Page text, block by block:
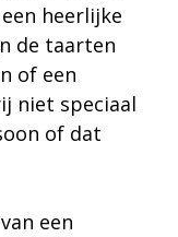
heerlijke
de taarten
of een
niet speciaal
of dat
een